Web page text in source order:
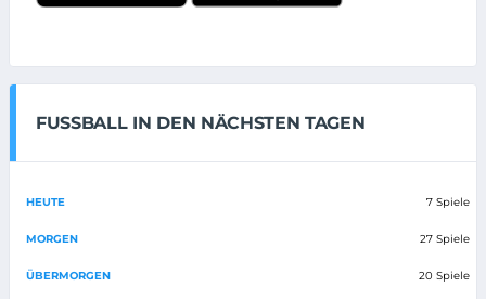
FUSSBALL IN DEN NÄCHSTEN TAGEN
HEUTE 7 Spiele
MORGEN 27 Spiele
ÜBERMORGEN 20 Spiele